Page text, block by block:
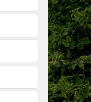
Tonte et réfection de
pelouse 56